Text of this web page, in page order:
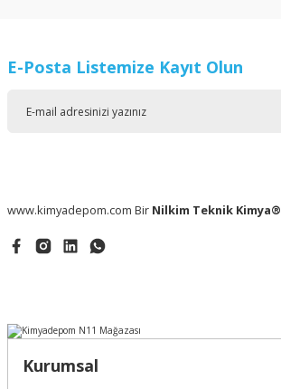
E-Posta Listemize Kayıt Olun
www.kimyadepom.com Bir Nilkim Teknik Kimya®
Kurumsal